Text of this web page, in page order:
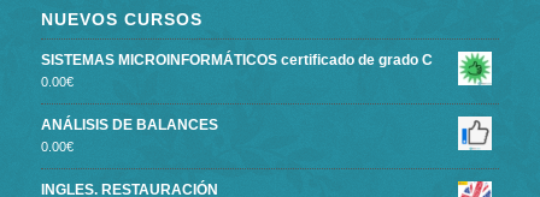
NUEVOS CURSOS
SISTEMAS MICROINFORMÁTICOS certificado de grado C
0.00€
ANÁLISIS DE BALANCES
0.00€
INGLES. RESTAURACIÓN